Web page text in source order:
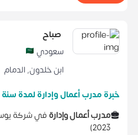
صباح
سعودي
ابن خلدون, الدمام
خبرة مدرب أعمال وإدارة لمدة سنة
مدرب أعمال وإدارةفيشركة
2023
)